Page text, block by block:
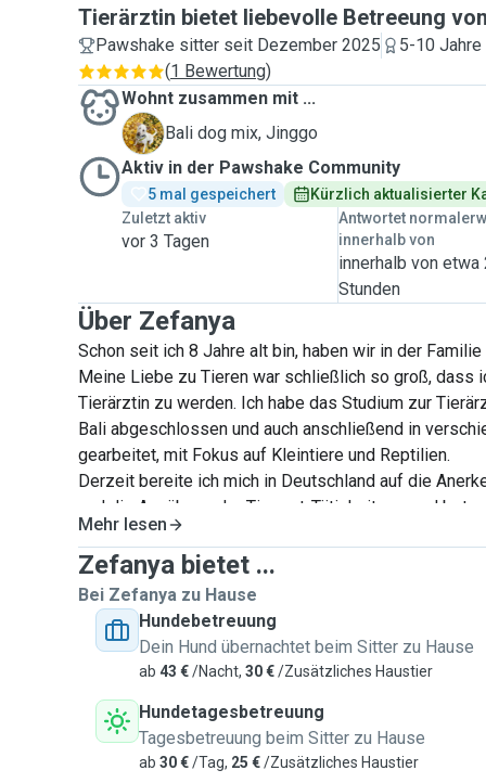
Tierärztin bietet liebevolle Betreeung
Pawshake sitter seit Dezember 2025
5-10 Jahre
(1 Bewertung)
Wohnt zusammen mit ...
J
Bali dog mix, Jinggo
Aktiv in der Pawshake Community
5 mal gespeichert
Kürzlich aktualisierter
Zuletzt aktiv
vor 3 Tagen
Antwortet
innerhalb von
innerhalb von etwa
Stunden
Über Zefanya
Schon seit ich 8 Jahre alt bin, haben wir in der
Meine Liebe zu Tieren war schließlich so groß, dass
Tierärztin zu werden. Ich habe das Studium zur
Bali abgeschlossen und auch anschließend in
gearbeitet, mit Fokus auf Kleintiere und Reptilien.
Derzeit bereite ich mich in Deutschland auf die
und die Ausübung der Tierarzt-Tätigkeit vor, und
Ehemann meinen Hund Jinggo, den ich aus einer
kurzem nach Deutschland gebracht habe.
Parallel arbeite ich bei der IAABC Foundation
Animal Behavior Consultants), daher lerne ich viel
ein Thema, das mich sehr interessiert.
Hunde und Katzen machen mich einfach glücklich,
oder Behandeln, und ich freue mich immer darauf,
Ihr Tier gehört bei mir mit zur Familie.
Gewohnheiten und Bedürfnisse der Tiere an. Zu
Bewegung / Auslauf im Freien, "Enrichment" Spiele
Mehr lesen
Zefanya bietet ...
Bei Zefanya zu Hause
Hundebetreuung
Dein Hund übernachtet beim Sitter zu Hause
ab 43 €/Nacht, 30 €/Zusätzliches Haustier
Hundetagesbetreuung
Tagesbetreuung beim Sitter zu Hause
ab 30 €/Tag, 25 €/Zusätzliches Haustier